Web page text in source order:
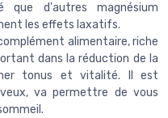
d'autres magnésium
les effets laxatifs.
alimentaire, riche
dans la réduction de la
tonus et vitalité. Il est
va permettre de vous